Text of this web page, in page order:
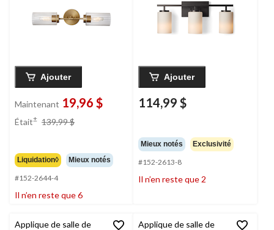
Ajouter
Maintenant 19,96 $
Était± 139,99 $
Liquidation◊ Mieux notés
#152-2644-4
Il n’en reste que 6
Ajouter
114,99 $
Mieux notés Exclusivité
#152-2613-8
Il n’en reste que 2
Applique de salle de
Applique de salle de